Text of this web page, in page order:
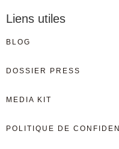
Liens utiles
BLOG
DOSSIER PRESS
MEDIA KIT
POLITIQUE DE